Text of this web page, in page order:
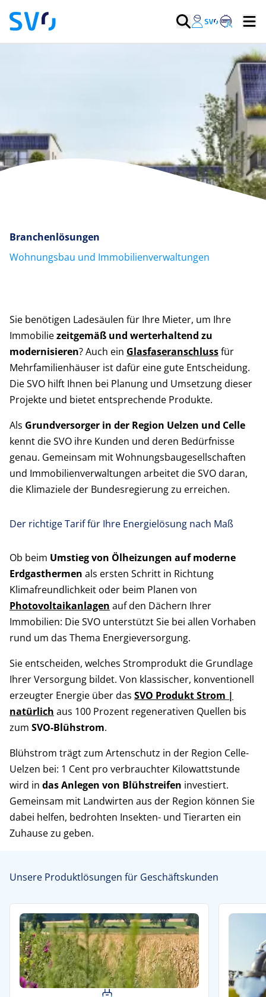
Branchenlösungen
Wohnungsbau und Immobilienverwaltungen
Sie benötigen Ladesäulen für Ihre Mieter, um Ihre
Immobiliezeitgemäß und werterhaltend zu
modernisieren? Auch ein Glasfaseranschlussfür
Mehrfamilienhäuser ist dafür eine gute Entscheidung.
Die SVO hilft Ihnen bei Planung und Umsetzung dieser
Projekte und bietet entsprechende Produkte.
Als Grundversorger in der Region Uelzen und Celle
kennt die SVO ihre Kunden und deren Bedürfnisse
genau. Gemeinsam mit Wohnungsbaugesellschaften
und Immobilienverwaltungen arbeitet die SVO daran,
die Klimaziele der Bundesregierung zu erreichen.
Der richtige Tarif für Ihre Energielösung nach Maß
Ob beim Umstieg von Ölheizungen auf moderne
Erdgasthermen als ersten Schritt in Richtung
Klimafreundlichkeit oder beim Planen von
Photovoltaikanlagen auf den Dächern Ihrer
Immobilien: Die SVO unterstützt Sie bei allen Vorhaben
rund um das Thema Energieversorgung.
Sie entscheiden, welches Stromprodukt die Grundlage
Ihrer Versorgung bildet. Von klassischer, konventionell
erzeugter Energie über dasSVO Produkt Strom |
natürlich aus 100 Prozent regenerativen Quellen bis
zumSVO-Blühstrom.
Blühstrom trägt zum Artenschutz in der Region Celle-
Uelzen bei: 1 Cent pro verbrauchter Kilowattstunde
wird indas Anlegen von Blühstreifen investiert.
Gemeinsam mit Landwirten aus der Region können Sie
dabei helfen, bedrohten Insekten- und Tierarten ein
Zuhause zu geben.
Unsere Produktlösungen für Geschäftskunden